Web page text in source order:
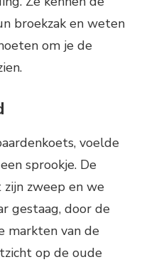
broekzak en weten
om je de
voelde
sprookje. De
zweep en we
gestaag, door de
markten van de
op de oude